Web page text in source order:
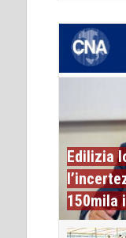
Edilizia
150mila